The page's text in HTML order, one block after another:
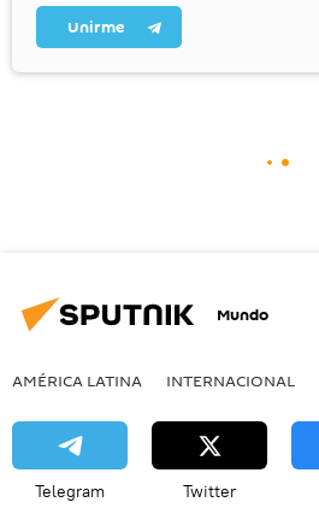
Unirme
Mundo
AMÉRICA LATINA INTERNACIONAL
Telegram Twitter